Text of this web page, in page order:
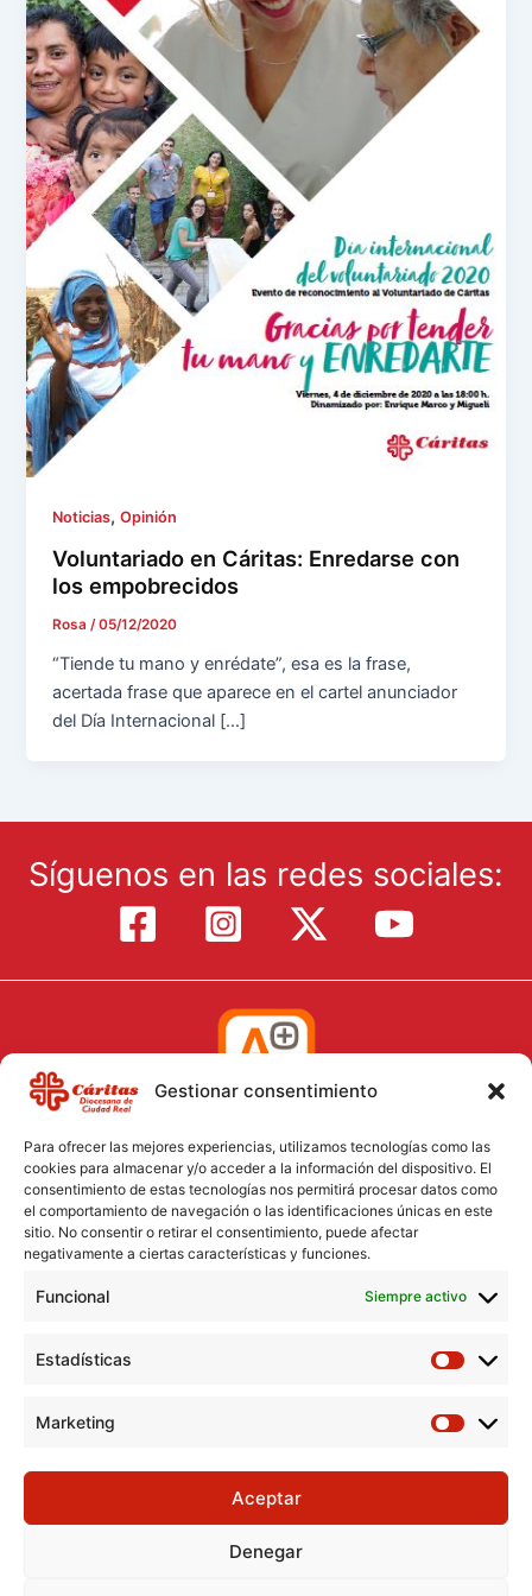
Gestionar consentimiento
Para ofrecer las mejores experiencias, utilizamos tecnologías como las
cookies para almacenar y/o acceder a la información del dispositivo. El
consentimiento de estas tecnologías nos permitirá procesar datos como
el comportamiento de navegación o las identificaciones únicas en este
sitio. No consentir o retirar el consentimiento, puede afectar
negativamente a ciertas características y funciones.
Funcional Siempre activo
Estadísticas
Marketing
Aceptar
Denegar
Noticias,Opinión
Voluntariado en Cáritas: Enredarse con
los empobrecidos
Rosa/05/12/2020
“Tiende tu mano y enrédate”, esa es la frase,
acertada frase que aparece en el cartel anunciador
del Día Internacional […]
Síguenos en las redes sociales:
Aviso Legal
Política de Cookies